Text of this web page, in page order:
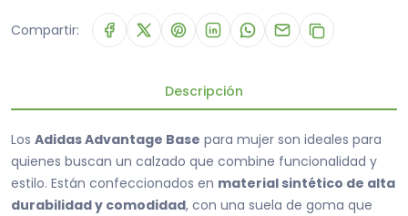
Compartir:
Descripción
Los Adidas Advantage Base para mujer son ideales para
quienes buscan un calzado que combine funcionalidad y
estilo. Están confeccionados en material sintético de alta
durabilidad y comodidad, con una suela de goma que